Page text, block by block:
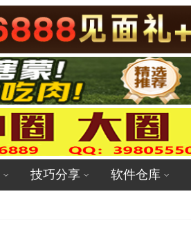
技巧分享 软件仓库